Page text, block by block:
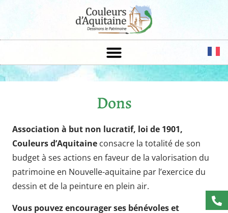
Dons
Association à but non lucratif, loi de 1901,
Couleurs d’Aquitaine consacre la totalité de son
budget à ses actions en faveur de la valorisation du
patrimoine en Nouvelle-aquitaine par l’exercice du
dessin et de la peinture en plein air.
Vous pouvez encourager ses bénévoles et